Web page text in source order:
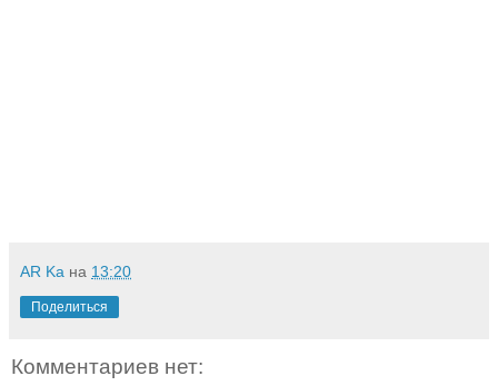
AR Ka на 13:20
Поделиться
Комментариев нет: